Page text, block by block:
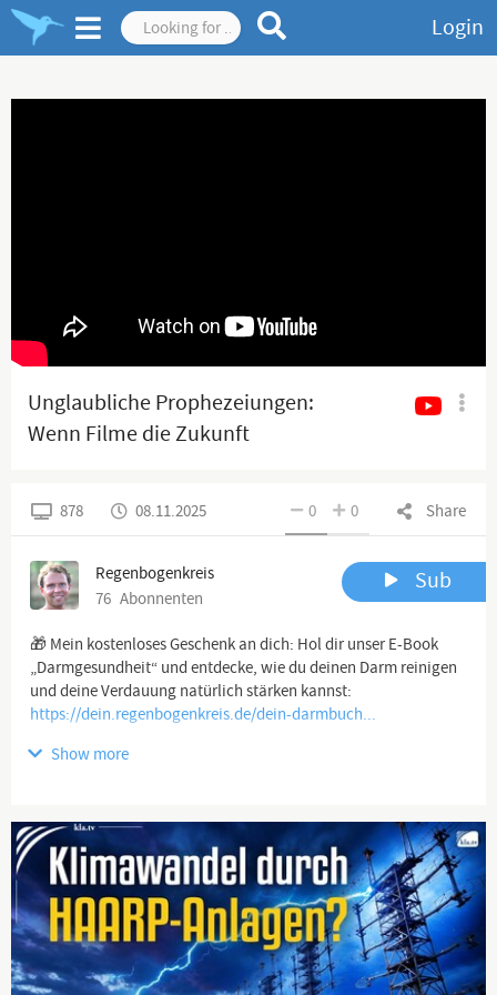
Login
Unglaubliche Prophezeiungen:
Wenn Filme die Zukunft
Share
0 0
878 08.11.2025
Regenbogenkreis
76 Abonnenten
Sub
🎁 Mein kostenloses Geschenk an dich: Hol dir unser E-Book
„Darmgesundheit“ und entdecke, wie du deinen Darm reinigen
und deine Verdauung natürlich stärken kannst:
https://dein.regenbogenkreis.de/dein-darmbuch...
🌍 Entdecke im Regenbogenkreis-Shop nachhaltige,
https://www.regenbogenkreis.de/?utm_medium=so...
🌿 Hol dir 11 % Rabatt bei deiner nächsten Bestellung im
Regenbogenkreis-Shop!
Klicke hier und erhalte deinen Rabatt (einmalig nutzbar):
https://mein.regenbogenkreis.de/youtube-anmel...
Show more